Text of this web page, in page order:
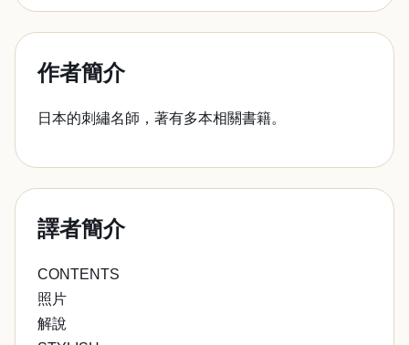
作者簡介
日本的刺繡名師，著有多本相關書籍。
譯者簡介
CONTENTS
照片
解說